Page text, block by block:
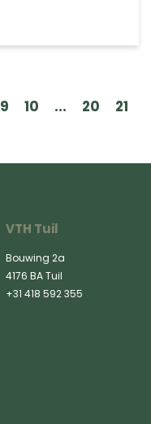
9 10 ... 20 21
VTH Tuil
Bouwing 2a
4176 BA Tuil
+31 418 592 355